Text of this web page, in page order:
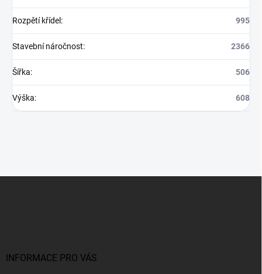
Rozpětí křídel : 995
Stavební náročnost: 2366
Šířka: 506
Výška: 608
INFORMACE PRO VÁS